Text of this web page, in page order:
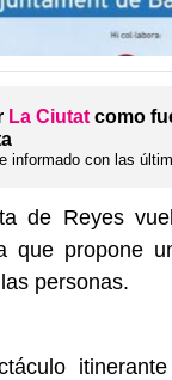
La Ciutat como
informado con las
de Reyes
que propone
personas.